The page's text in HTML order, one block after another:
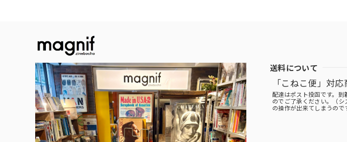
送料について
「こねこ便」対
配達はポスト投函です。到
のでご了承ください。（
の操作が出来てしまうので